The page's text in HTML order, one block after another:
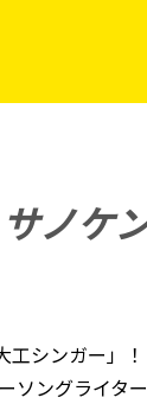
ノケン
シンガー」
ソングライタ